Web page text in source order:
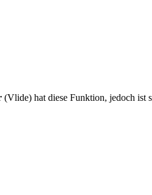
(Vlide) hat diese Funktion, jedoch ist